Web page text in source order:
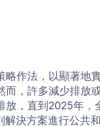
作法，以顯著地
，許多減少排放
放，直到2025年，
解決方案進行公共